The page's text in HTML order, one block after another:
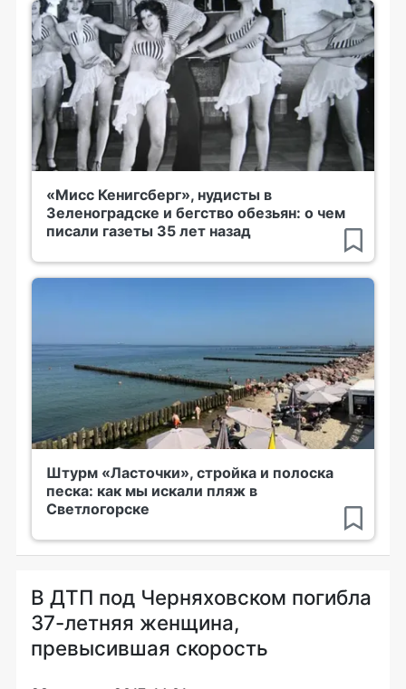
«Мисс Кенигсберг», нудисты в
Зеленоградске и бегство обезьян: о чем
писали газеты 35 лет назад
Штурм «Ласточки», стройка и полоска
песка: как мы искали пляж в
Светлогорске
В ДТП под Черняховском погибла
37-летняя женщина,
превысившая скорость